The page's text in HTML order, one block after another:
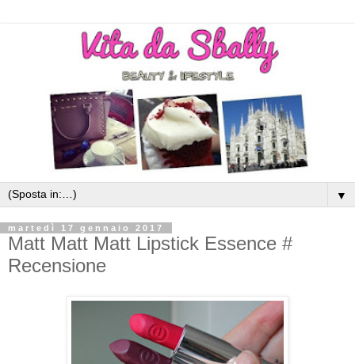
▼
martedì 17 gennaio 2017
Matt Matt Matt Lipstick Essence #
Recensione